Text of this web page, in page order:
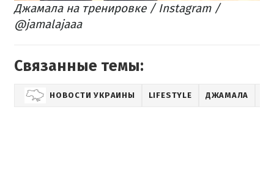
Джамала на тренировке / Instagram /
@jamalajaaa
Связанные темы:
НОВОСТИ УКРАИНЫ LIFESTYLE ДЖАМАЛА